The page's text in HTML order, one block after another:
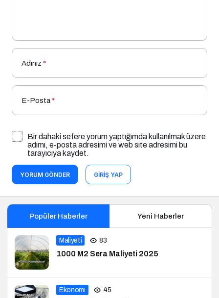
Adınız *
E-Posta*
Bir dahaki sefere yorum yaptığımda kullanılmak üzere
adımı, e-posta adresimi ve web site adresimi bu
tarayıcıya kaydet.
YORUM GÖNDER GIRIŞ YAP
Popüler Haberler Yeni Haberler
Maliyeti 83
1000 M2 Sera Maliyeti 2025
Ekonomi 45